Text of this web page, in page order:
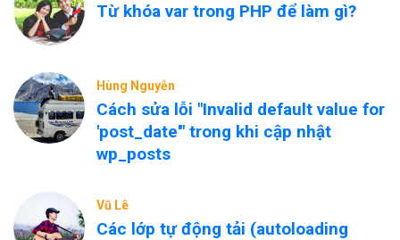
Từ khóa var trong PHP để làm gì?
Hùng Nguyễn
Cách sửa lỗi "Invalid default value for
'post_date'" trong khi cập nhật
wp_posts
Vũ Lê
Các lớp tự động tải (autoloading